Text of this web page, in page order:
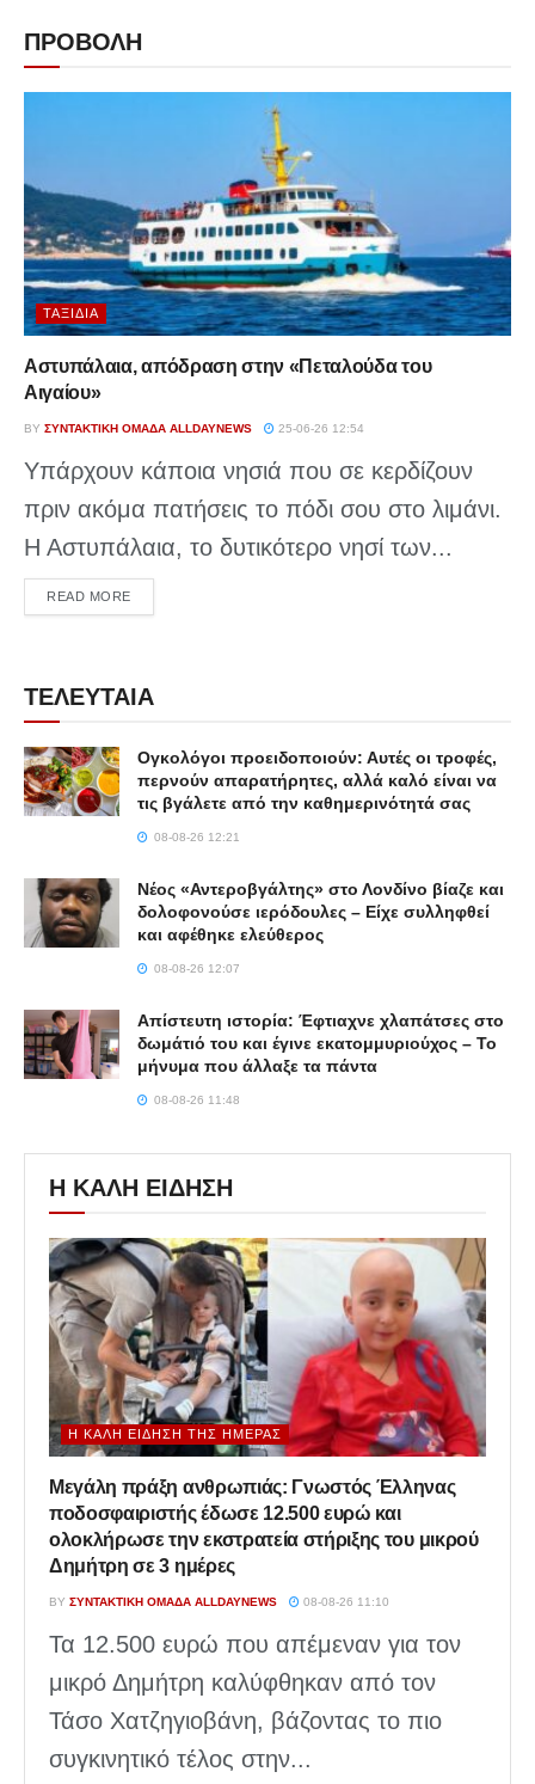
ΠΡΟΒΟΛΗ
ΤΑΞΊΔΙΑ
Αστυπάλαια, απόδραση στην «Πεταλούδα του
Αιγαίου»
BY ΣΥΝΤΑΚΤΙΚΉ ΟΜΆΔΑ ALLDAYNEWS 25-06-26 12:54
Υπάρχουν κάποια νησιά που σε κερδίζουν
πριν ακόμα πατήσεις το πόδι σου στο λιμάνι.
Η Αστυπάλαια, το δυτικότερο νησί των...
READ MOREDETAILS
ΤΕΛΕΥΤΑΙΑ
Ογκολόγοι προειδοποιούν: Αυτές οι τροφές,
περνούν απαρατήρητες, αλλά καλό είναι να
τις βγάλετε από την καθημερινότητά σας
08-08-26 12:21
Νέος «Αντεροβγάλτης» στο Λονδίνο βίαζε και
δολοφονούσε ιερόδουλες – Είχε συλληφθεί
και αφέθηκε ελεύθερος
08-08-26 12:07
Απίστευτη ιστορία: Έφτιαχνε χλαπάτσες στο
δωμάτιό του και έγινε εκατομμυριούχος – Το
μήνυμα που άλλαξε τα πάντα
08-08-26 11:48
Η ΚΑΛΗ ΕΙΔΗΣΗ
Η ΚΑΛΉ ΕΊΔΗΣΗ ΤΗΣ ΗΜΈΡΑΣ
Μεγάλη πράξη ανθρωπιάς: Γνωστός Έλληνας
ποδοσφαιριστής έδωσε 12.500 ευρώ και
ολοκλήρωσε την εκστρατεία στήριξης του μικρού
Δημήτρη σε 3 ημέρες
BY ΣΥΝΤΑΚΤΙΚΉ ΟΜΆΔΑ ALLDAYNEWS 08-08-26 11:10
Τα 12.500 ευρώ που απέμεναν για τον
μικρό Δημήτρη καλύφθηκαν από τον
Τάσο Χατζηγιοβάνη, βάζοντας το πιο
συγκινητικό τέλος στην...